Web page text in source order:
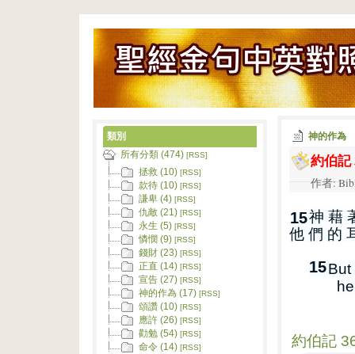
神的作為
約伯記
作者:
15神 藉
他 們 的
15But
約伯記
類別
所有分類 (474) [RSS]
拯救 (10) [RSS]
款待 (10) [RSS]
謙卑 (4) [RSS]
仇敵 (21) [RSS]
永生 (5) [RSS]
憐憫 (9) [RSS]
錢財 (23) [RSS]
正直 (14) [RSS]
宣告 (27) [RSS]
神的作為 (17) [RSS]
頌讚 (10) [RSS]
應許 (26) [RSS]
勸勉 (54) [RSS]
命令 (14) [RSS]